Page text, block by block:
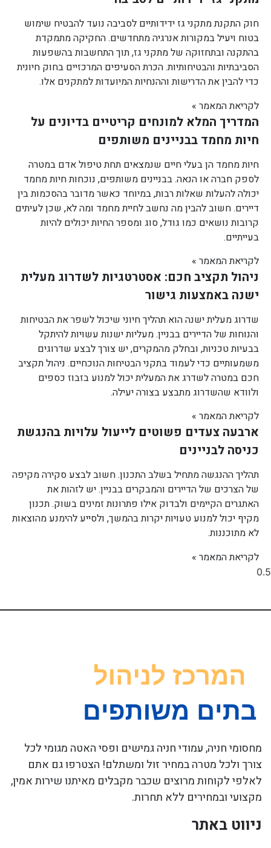
חוק התקנת מתקני גז ידידותיים לסביבה נועד להבטיח שימוש
בטוח ויעיל במקורות אנרגיה מתחדשים. החקיקה מתמקדת
בהתקנה ובתחזוקה של מתקני גז, תוך התחשבות בהשפעות
הסביבתיות והבטיחותיות. הכרת הסעיפים המרכזיים בחוק חיונית
כדי להבין את הדרישות וההנחיות המיועדות למתקנים אלו.
לקריאת המאמר »
המדריך המלא למונחים קריטיים בדיונים על
חיות מחמד בבניינים משותפים
חיות מחמד הן בעלי חיים שנמצאים תחת טיפול אדם במטרה
לספק חברה או הנאה. בבניינים משותפים, נוכחות חיות מחמד
יכולה להעלות שאלות רבות, במיוחד כאשר מדובר בהסכמות בין
דיירים. חשוב להבין מה נחשב לחיית מחמד ומה לא, שכן לעיתים
קרובות נושאים כמו גודל, סוג ומספר החיות יכולים להיות
בעייתיים.
לקריאת המאמר »
ניהול תקציב חכם: אסטרטגיות לשדרוג מעלית
ישנה באמצעות גישור
שדרוג מעלית ישנה הוא תהליך חיוני שיכול לשפר את הבטיחות
והנוחות של הדיירים בבניין. מעליות ישנות עשויות להיתקל
בבעיות טכניות, ובחלק מהמקרים, יש צורך לבצע שדרוגים
משמעותיים כדי לעמוד בתקני הבטיחות הנוכחיים. ניהול תקציב
חכם במטרה לשדרג את המעלית יכול למנוע בזבוז כספים
ולוודא שהשדרוג מתבצע בצורה יעילה.
לקריאת המאמר »
ארבעה צעדים פשוטים לייעול עלויות בהנגשת
כניסה לבניינים
תהליך ההנגשה מתחיל בשלב התכנון. חשוב לבצע סקירה מקיפה
של הצרכים של הדיירים והמבקרים בבניין. יש לזהות את
האתגרים הקיימים ולבדוק אילו פתרונות זמינים בשוק. תכנון
מקיף יכול למנוע טעויות יקרות בהמשך, ולסייע להימנע מהוצאות
לא מתוכננות.
לקריאת המאמר »
מחסומי חניה, עמודי חניה גמישים ופסי האטה מגומי לכל
צורך ולכל מטרה במחיר זול ומשתלם! הצטרפו גם אתם
לאלפי לקוחות מרוצים שכבר מקבלים מאיתנו שירות אמין,
מקצועי ובמחירים ללא תחרות.
ניווט באתר